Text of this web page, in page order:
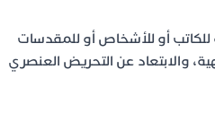
أو للأشخاص أو للمقدسات
والابتعاد عن التحريض العنصري